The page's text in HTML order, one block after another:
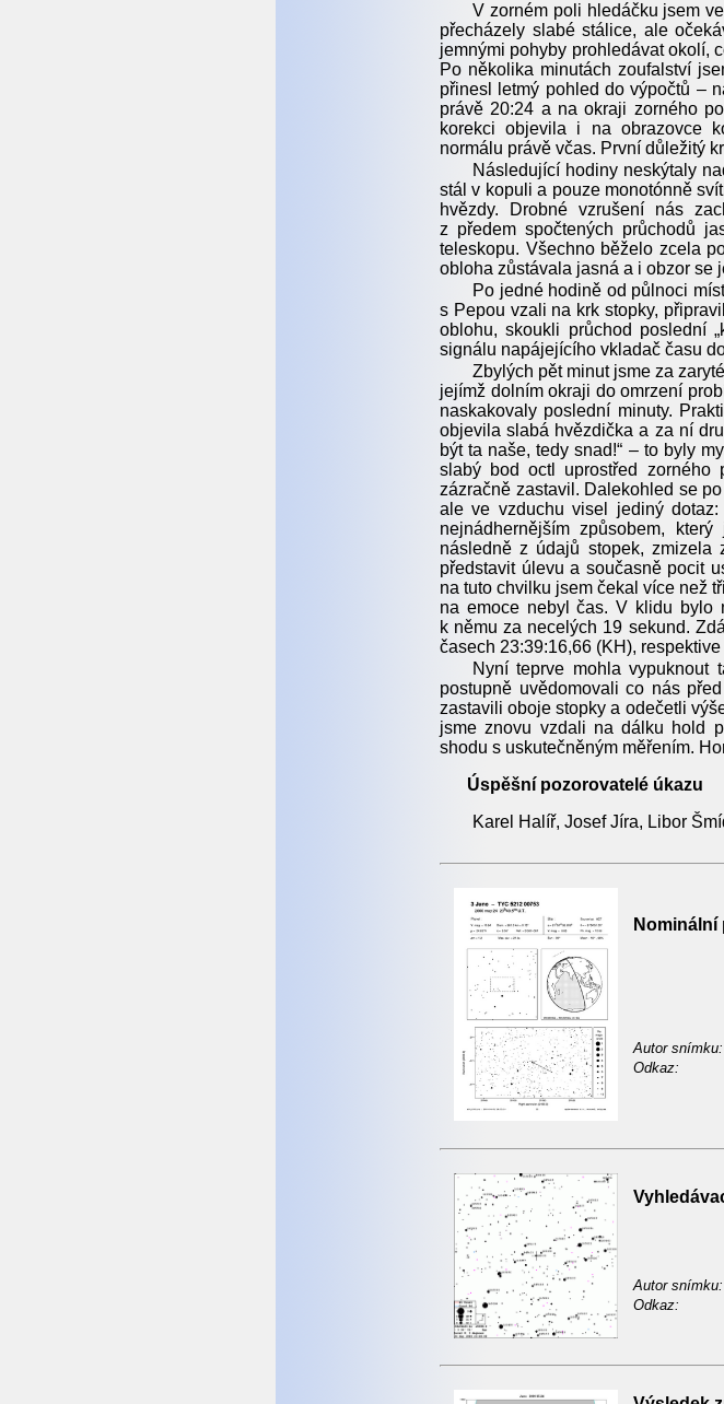
V zorném poli hledáčku jsem
přecházely slabé stálice, ale
jemnými pohyby prohledávat okolí,
Po několika minutách zoufalství
přinesl letmý pohled do výpočtů –
právě 20:24 a na okraji zorného
korekci objevila i na obrazovce
normálu právě včas. První důležitý
Následující hodiny neskýtaly
stál v kopuli a pouze monotónně
hvězdy. Drobné vzrušení nás
z předem spočtených průchodů
teleskopu. Všechno běželo zcela
obloha zůstávala jasná a i obzor se
Po jedné hodině od půlnoci
s Pepou vzali na krk stopky,
oblohu, skoukli průchod poslední
signálu napájejícího vkladač času
Zbylých pět minut jsme za
jejímž dolním okraji do omrzení
naskakovaly poslední minuty.
objevila slabá hvězdička a za ní
být ta naše, tedy snad!“ – to byly
slabý bod octl uprostřed
zázračně zastavil. Dalekohled se
ale ve vzduchu visel jediný
nejnádhernějším způsobem,
následně z údajů stopek, zmizela
představit úlevu a současně pocit
na tuto chvilku jsem čekal více než
na emoce nebyl čas. V klidu bylo
k němu za necelých 19 sekund.
časech 23:39:16,66 (KH), respektive
Nyní teprve mohla vypuknout
postupně uvědomovali co nás
zastavili oboje stopky a odečetli
jsme znovu vzdali na dálku hold
shodu s uskutečněným měřením.
Úspěšní pozorovatelé úkazu
Karel Halíř, Josef Jíra, Libor
Autor snímku:
Odkaz:
Autor snímku:
Odkaz: